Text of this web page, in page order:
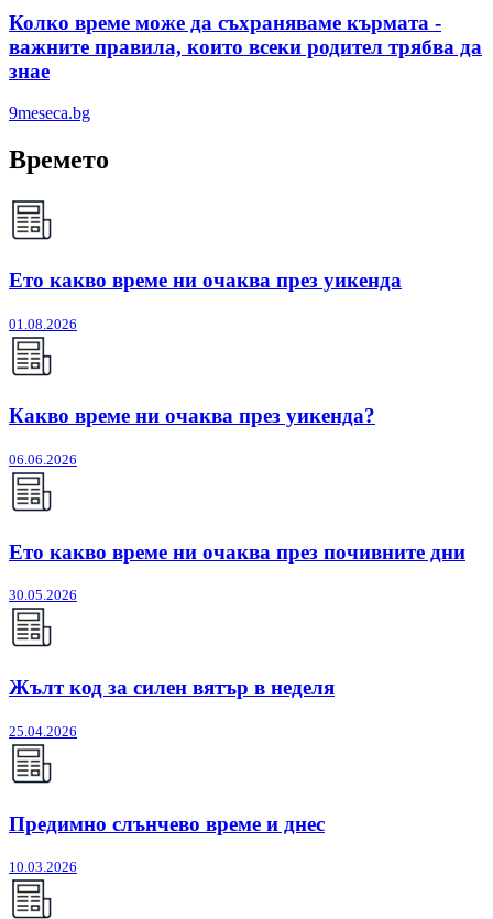
Колко време може да съхраняваме кърмата -
важните правила, които всеки родител трябва да
знае
9meseca.bg
Времето
Ето какво време ни очаква през уикенда
01.08.2026
Какво време ни очаква през уикенда?
06.06.2026
Ето какво време ни очаква през почивните дни
30.05.2026
Жълт код за силен вятър в неделя
25.04.2026
Предимно слънчево време и днес
10.03.2026